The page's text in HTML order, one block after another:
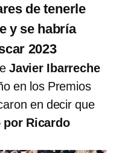
de tenerle
y se habría
2023
Javier Ibarreche
en los Premios
en decir que
Ricardo